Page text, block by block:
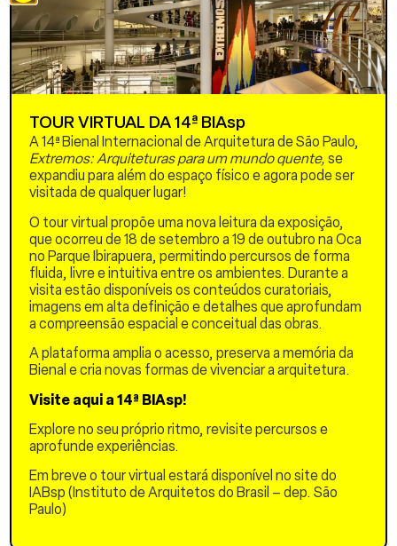
A investigação gera, com
base nas contradições do
nosso presente,
ecossistemas mestiços:
modelos espaciais e
articulam formas
ancestrais de habitar com
estratégias de design
especulativo e ecologia
crítica. Através desta
noção, coloca-se em
tensão a fragmentação
própria do extrativismo e
propõem-se modos de
ocupação territorial que
promovem a coexistência
de comunidades, espécies
e materiais diversos,
relações de cuidado e
regeneração em paisagens
degradadas.
No contexto planetário e
suas diferentes crises, o
projeto destaca a
necessidade de
compreender a dimensão
cultural dessa situação e
TOUR VIRTUAL DA 14ª BIAsp
A 14ª Bienal Internacional de Arquitetura de São Paulo,
Extremos: Arquiteturas para um mundo quente, se
expandiu para além do espaço físico e agora pode ser
visitada de qualquer lugar!
O tour virtual propõe uma nova leitura da exposição,
que ocorreu de 18 de setembro a 19 de outubro na Oca
no Parque Ibirapuera, permitindo percursos de forma
fluida, livre e intuitiva entre os ambientes. Durante a
visita estão disponíveis os conteúdos curatoriais,
imagens em alta definição e detalhes que aprofundam
a compreensão espacial e conceitual das obras.
A plataforma amplia o acesso, preserva a memória da
Bienal e cria novas formas de vivenciar a arquitetura.
Visite aqui a 14ª BIAsp!
Explore no seu próprio ritmo, revisite percursos e
aprofunde experiências.
Em breve o tour virtual estará disponível no site do
IABsp (Instituto de Arquitetos do Brasil – dep. São
Paulo)